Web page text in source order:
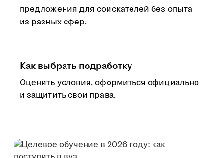
предложения для соискателей без опыта
из разных сфер.
Как выбрать подработку
Оценить условия, оформиться официально
и защитить свои права.